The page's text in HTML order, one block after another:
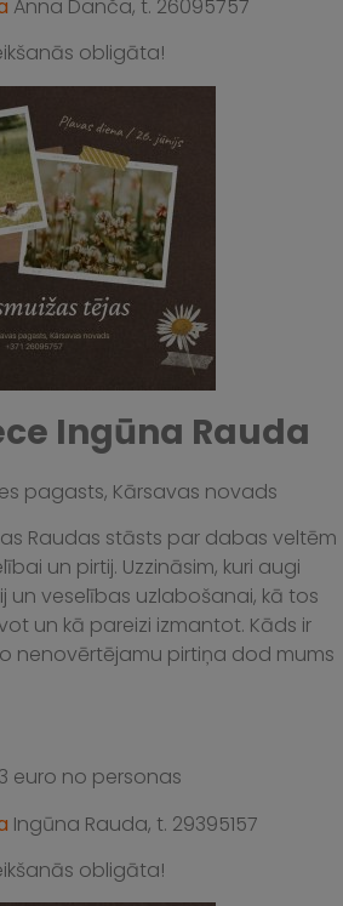
Anna Danča, t. 26095757
obligāta!
Ingūna Rauda
pagasts, Kārsavas novads
Raudas stāsts par dabas veltēm
un pirtij. Uzzināsim, kuri augi
un veselības uzlabošanai, kā tos
un kā pareizi izmantot. Kāds ir
nenovērtējamu pirtiņa dod mums
3 euro no personas
Ingūna Rauda, t. 29395157
obligāta!